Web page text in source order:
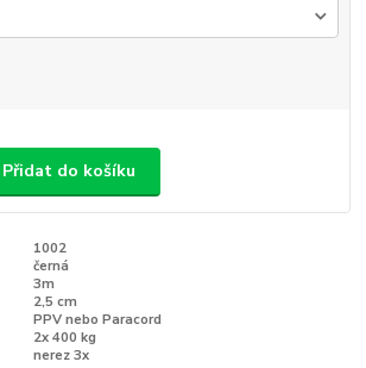
Přidat do košíku
1002
černá
3m
2,5 cm
PPV nebo Paracord
2x 400 kg
nerez 3x